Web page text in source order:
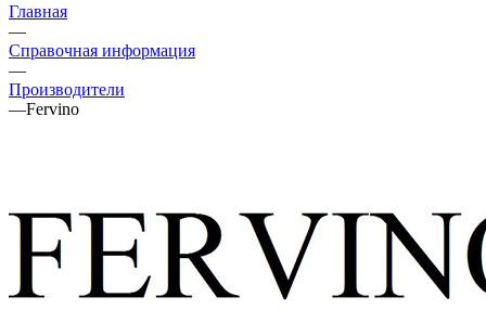
Главная
—
Справочная информация
—
Производители
—Fervino